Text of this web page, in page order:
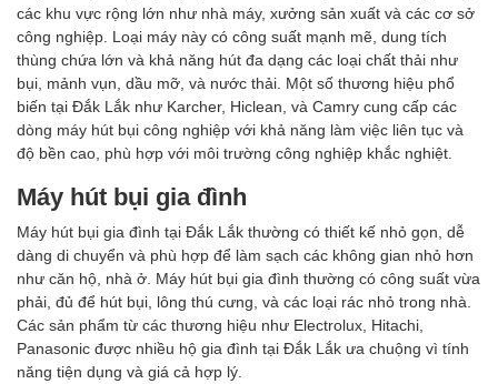
các khu vực rộng lớn như nhà máy, xưởng sản xuất và các cơ sở
công nghiệp. Loại máy này có công suất mạnh mẽ, dung tích
thùng chứa lớn và khả năng hút đa dạng các loại chất thải như
bụi, mảnh vụn, dầu mỡ, và nước thải. Một số thương hiệu phổ
biến tại Đắk Lắk như Karcher, Hiclean, và Camry cung cấp các
dòng máy hút bụi công nghiệp với khả năng làm việc liên tục và
độ bền cao, phù hợp với môi trường công nghiệp khắc nghiệt.
Máy hút bụi gia đình
Máy hút bụi gia đình tại Đắk Lắk thường có thiết kế nhỏ gọn, dễ
dàng di chuyển và phù hợp để làm sạch các không gian nhỏ hơn
như căn hộ, nhà ở. Máy hút bụi gia đình thường có công suất vừa
phải, đủ để hút bụi, lông thú cưng, và các loại rác nhỏ trong nhà.
Các sản phẩm từ các thương hiệu như Electrolux, Hitachi,
Panasonic được nhiều hộ gia đình tại Đắk Lắk ưa chuộng vì tính
năng tiện dụng và giá cả hợp lý.